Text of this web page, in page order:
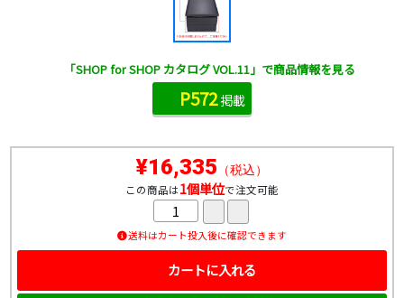
¥16,335 （税込）
この商品は1個単位で注文可能
送料はカート投入後に確認できます
カートに入れる
「SHOP for SHOP カタログ VOL.11」で商品情報を見る
P572掲載